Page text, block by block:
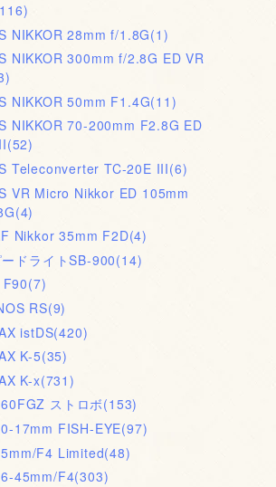
NIKKOR 28mm f/1.8G(1)
NIKKOR 300mm f/2.8G ED VR
NIKKOR 50mm F1.4G(11)
NIKKOR 70-200mm F2.8G ED
(52)
Teleconverter TC-20E III(6)
VR Micro Nikkor ED 105mm
(4)
Nikkor 35mm F2D(4)
ードライトSB-900(14)
(7)
RS(9)
istDS(420)
K-5(35)
K-x(731)
ストロボ(153)
17mm FISH-EYE(97)
F4 Limited(48)
45mm/F4(303)